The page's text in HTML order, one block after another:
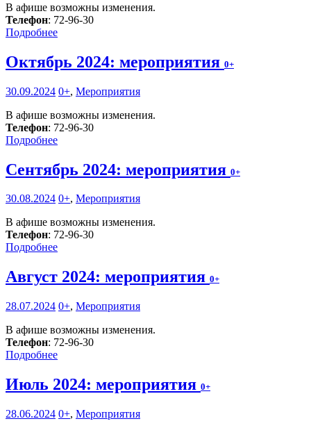
В афише возможны изменения.
Телефон: 72-96-30
Подробнее
Октябрь 2024: мероприятия 0+
30.09.2024 0+, Мероприятия
В афише возможны изменения.
Телефон: 72-96-30
Подробнее
Сентябрь 2024: мероприятия 0+
30.08.2024 0+, Мероприятия
В афише возможны изменения.
Телефон: 72-96-30
Подробнее
Август 2024: мероприятия 0+
28.07.2024 0+, Мероприятия
В афише возможны изменения.
Телефон: 72-96-30
Подробнее
Июль 2024: мероприятия 0+
28.06.2024 0+, Мероприятия